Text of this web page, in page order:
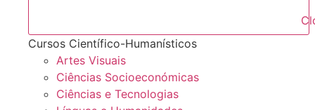
Cursos Científico-Humanísticos
Artes Visuais
Ciências Socioeconómicas
Ciências e Tecnologias